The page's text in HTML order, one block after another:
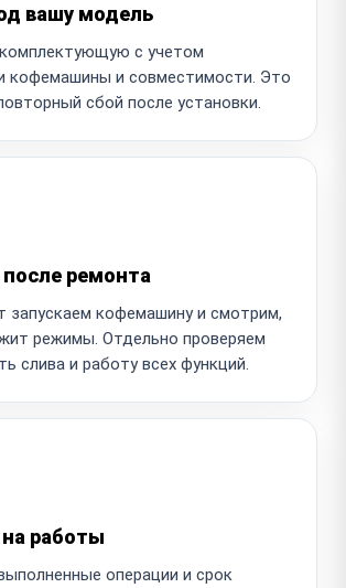
вашу модель
с учетом
кофемашины и совместимости. Это
сбой после установки.
ремонта
запускаем кофемашину и смотрим,
режимы. Отдельно проверяем
слива и работу всех функций.
работы
операции и срок